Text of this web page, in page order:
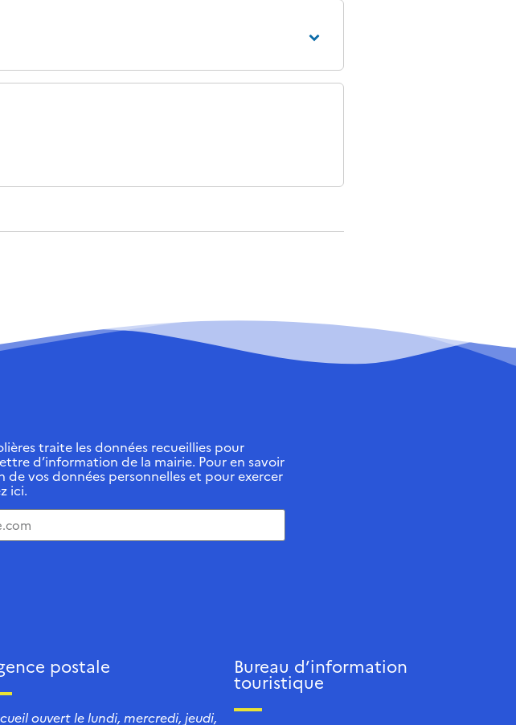
traite les données recueillies pour
d’information de la mairie. Pour en savoir
de vos données personnelles et pour exercer
ici.
postale
ouvert le lundi, mercredi, jeudi,
Bureau d’information
touristique